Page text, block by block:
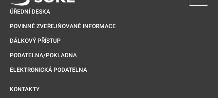
ÚŘEDNÍ DESKA
POVINNĚ ZVEŘEJŇOVANÉ INFORMACE
DÁLKOVÝ PŘÍSTUP
PODATELNA/POKLADNA
ELEKTRONICKÁ PODATELNA
KONTAKTY